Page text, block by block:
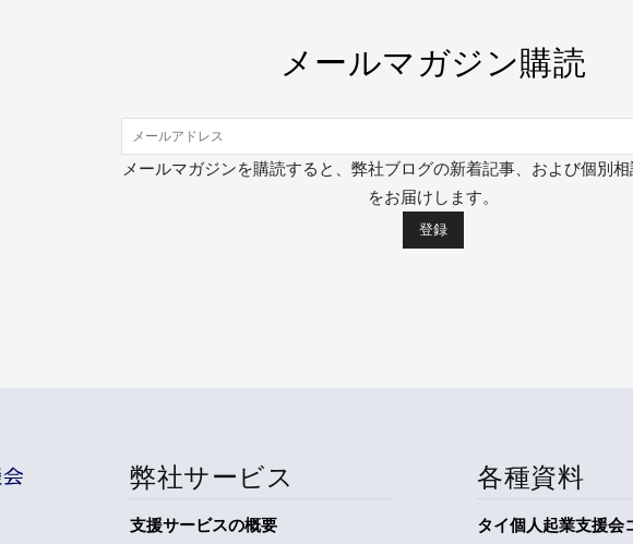
メールマガジン購読
メールマガジンを購読すると、弊社ブログの新着記事、および個別
をお届けします。
弊社サービス
支援サービスの概要
各種資料
タイ個人起業支援会